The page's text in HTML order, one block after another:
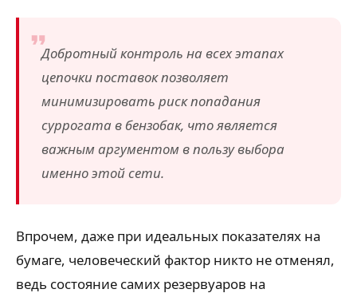
Добротный контроль на всех этапах
цепочки поставок позволяет
минимизировать риск попадания
суррогата в бензобак, что является
важным аргументом в пользу выбора
именно этой сети.
Впрочем, даже при идеальных показателях на
бумаге, человеческий фактор никто не отменял,
ведь состояние самих резервуаров на